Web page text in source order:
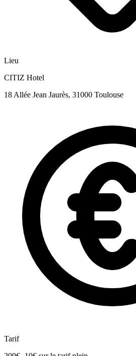
Lieu
CITIZ Hotel
18 Allée Jean Jaurès, 31000 Toulouse
Tarif